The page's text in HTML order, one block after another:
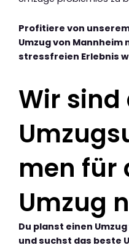
Profitiere von
Umzug von Mannheim
stressfreien Erlebnis
Wir sind
men für
Umzug
Du planst einen
und suchst das beste